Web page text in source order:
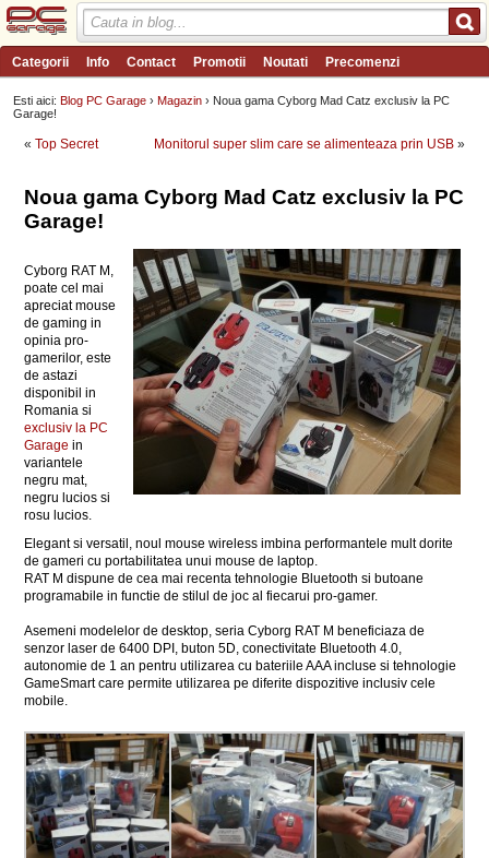
Categorii Info Contact Promotii Noutati Precomenzi
Review-uri Wishlist PC Garage TV Forum Blog Angajari
Esti aici:Blog PC Garage ›Magazin › Noua gama Cyborg Mad Catz exclusiv la PC
Garage!
«Top Secret Monitorul super slim care se alimenteaza prin USB»
Noua gama Cyborg Mad Catz exclusiv la PC
Garage!
Cyborg RAT M,
poate cel mai
apreciat mouse
de gaming in
opinia pro-
gamerilor, este
de astazi
disponibil in
Romania si
exclusiv la PC
Garage in
variantele
negru mat,
negru lucios si
rosu lucios.
Elegant si versatil, noul mouse wireless imbina performantele mult dorite
de gameri cu portabilitatea unui mouse de laptop.
RAT M dispune de cea mai recenta tehnologie Bluetooth si butoane
programabile in functie de stilul de joc al fiecarui pro-gamer.
Asemeni modelelor de desktop, seria Cyborg RAT M beneficiaza de
senzor laser de 6400 DPI, buton 5D, conectivitate Bluetooth 4.0,
autonomie de 1 an pentru utilizarea cu bateriile AAA incluse si tehnologie
GameSmart care permite utilizarea pe diferite dispozitive inclusiv cele
mobile.